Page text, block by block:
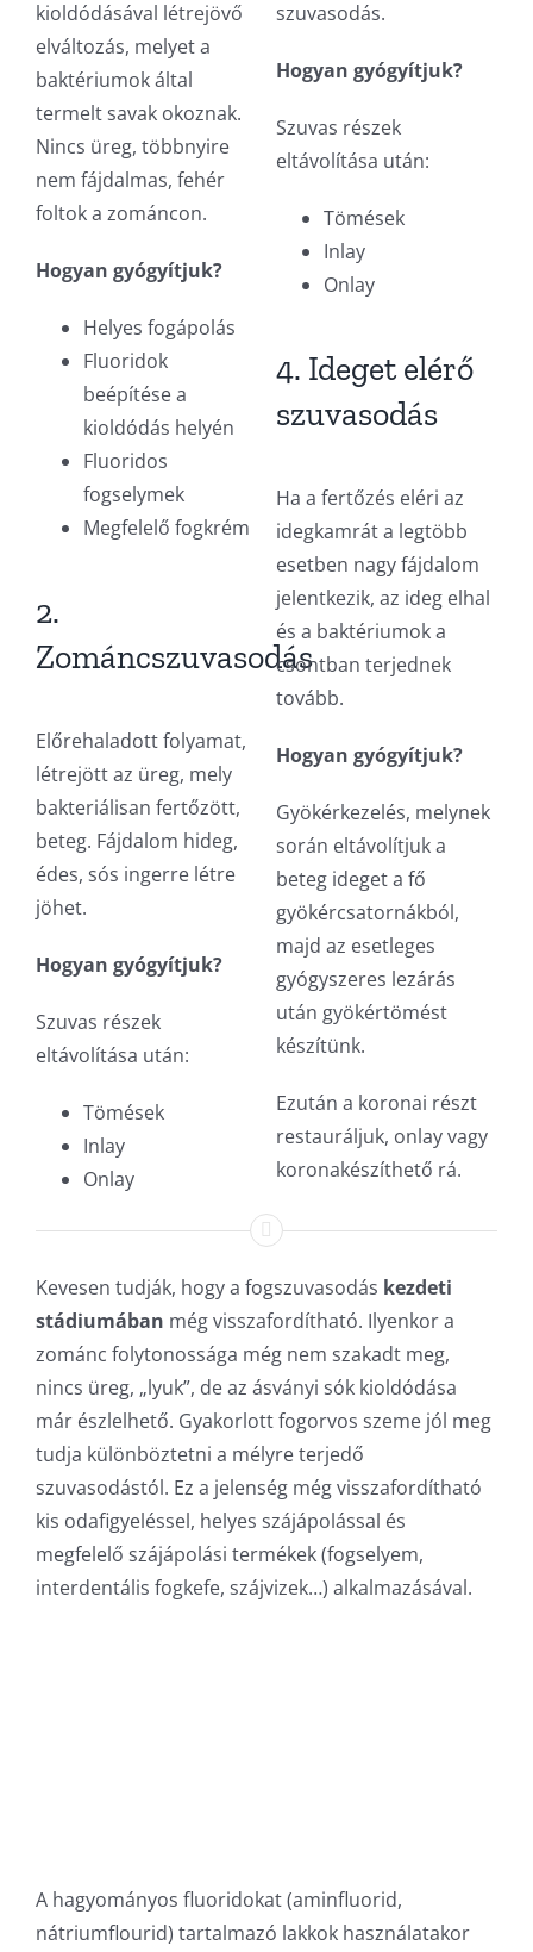
kioldódásával létrejövő
elváltozás, melyet a
baktériumok által
termelt savak okoznak.
Nincs üreg, többnyire
nem fájdalmas, fehér
foltok a zománcon.
Hogyan gyógyítjuk?
Helyes fogápolás
Fluoridok
beépítése a
kioldódás helyén
Fluoridos
fogselymek
Megfelelő fogkrém
2.
Zománcszuvasodás
Előrehaladott folyamat,
létrejött az üreg, mely
bakteriálisan fertőzött,
beteg. Fájdalom hideg,
édes, sós ingerre létre
jöhet.
Hogyan gyógyítjuk?
Szuvas részek
eltávolítása után:
Tömések
Inlay
Onlay
szuvasodás.
Hogyan gyógyítjuk?
Szuvas részek
eltávolítása után:
Tömések
Inlay
Onlay
4. Ideget elérő
szuvasodás
Ha a fertőzés eléri az
idegkamrát a legtöbb
esetben nagy fájdalom
jelentkezik, az ideg elhal
és a baktériumok a
csontban terjednek
tovább.
Hogyan gyógyítjuk?
Gyökérkezelés, melynek
során eltávolítjuk a
beteg ideget a fő
gyökércsatornákból,
majd az esetleges
gyógyszeres lezárás
után gyökértömést
készítünk.
Ezután a koronai részt
restauráljuk, onlay vagy
koronakészíthető rá.
Kevesen tudják, hogy a fogszuvasodás kezdeti
stádiumában még visszafordítható. Ilyenkor a
zománc folytonossága még nem szakadt meg,
nincs üreg, „lyuk”, de az ásványi sók kioldódása
már észlelhető. Gyakorlott fogorvos szeme jól meg
tudja különböztetni a mélyre terjedő
szuvasodástól. Ez a jelenség még visszafordítható
kis odafigyeléssel, helyes szájápolással és
megfelelő szájápolási termékek (fogselyem,
interdentális fogkefe, szájvizek…) alkalmazásával.
A hagyományos fluoridokat (aminfluorid,
nátriumflourid) tartalmazó lakkok használatakor